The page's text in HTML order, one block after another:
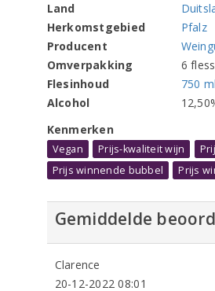
Land
Herkomstgebied
Pfalz
Producent
Omverpakking
6
Flesinhoud
750 ml
Alcohol
Kenmerken
Vegan Prijs-kwaliteit wijn
Prijs winnende bubbel
Prijs
Gemiddelde
Clarence
20-12-2022 08:01